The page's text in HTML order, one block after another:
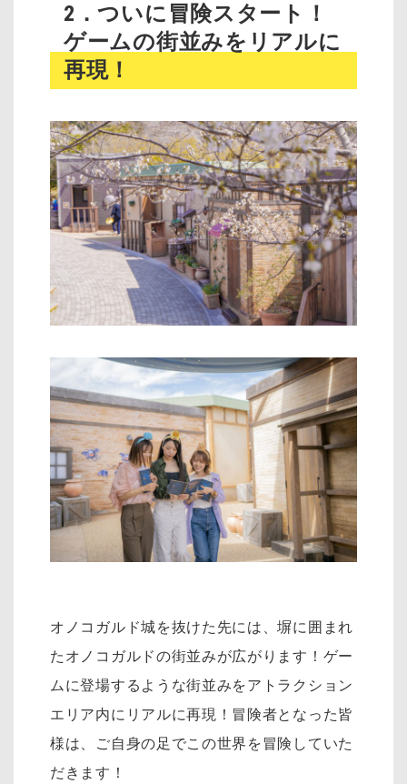
2．ついに冒険スタート！
ゲームの街並みをリアルに
再現！
オノコガルド城を抜けた先には、塀に囲まれ
たオノコガルドの街並みが広がります！ゲー
ムに登場するような街並みをアトラクション
エリア内にリアルに再現！冒険者となった皆
様は、ご自身の足でこの世界を冒険していた
だきます！